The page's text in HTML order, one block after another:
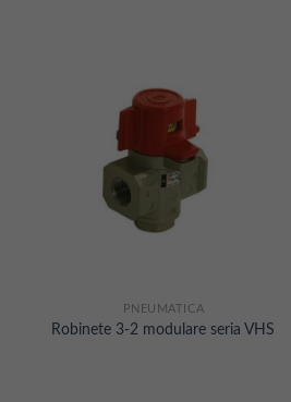
PNEUMATICA
Robinete 3-2 modulare seria VHS